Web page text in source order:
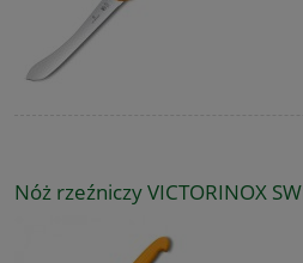
Nóż rzeźniczy VICTORINOX